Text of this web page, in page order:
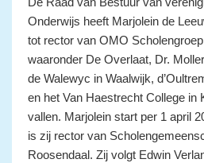
Onderwijs heeft Marjolein de
tot rector van OMO
waaronder De Overlaat, Dr.
de Walewyc in Waalwijk,
en het Van Haestrecht College in
vallen. Marjolein start per 1 april
is zij rector van
Roosendaal. Zij volgt Edwin